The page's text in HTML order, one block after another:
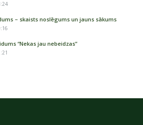
– skaists noslēgums un jauns sākums
“Nekas jau nebeidzas”